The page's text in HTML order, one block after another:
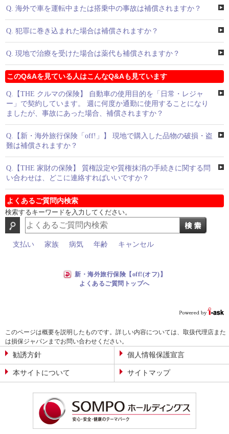
Q. 海外で車を運転中または搭乗中の事故は補償されますか？
Q. 犯罪に巻き込まれた場合は補償されますか？
Q. 現地で治療を受けた場合は薬代も補償されますか？
このQ&Aを見ている人はこんなQ&Aも見ています
Q. 【THE クルマの保険】 自動車の使用目的を「日常・レジャ
ー」で契約しています。 週に何度か通勤に使用することになり
ましたが、事故にあった場合、補償されますか？
Q. 【新・海外旅行保険「off!」】 現地で購入した品物の破損・盗
難は補償されますか？
Q. 【THE 家財の保険】 質権設定や質権抹消の手続きに関する問
い合わせは、どこに連絡すればいいですか？
よくあるご質問内検索
検索するキーワードを入力してください。
支払い 家族 病気 年齢 キャンセル
新・海外旅行保険【off!(オフ)】
よくあるご質問トップへ
このページは概要を説明したものです。詳しい内容については、取扱代理店また
は損保ジャパンまでお問い合わせください。
勧誘方針 個人情報保護宣言
本サイトについて サイトマップ